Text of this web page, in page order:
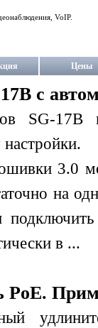
VoIP.
Цены
с
SG-17B
3.0
на
в ...
PoE.